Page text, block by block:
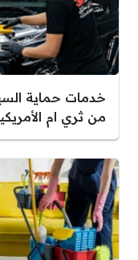
خدمات حماية
من ثري ام